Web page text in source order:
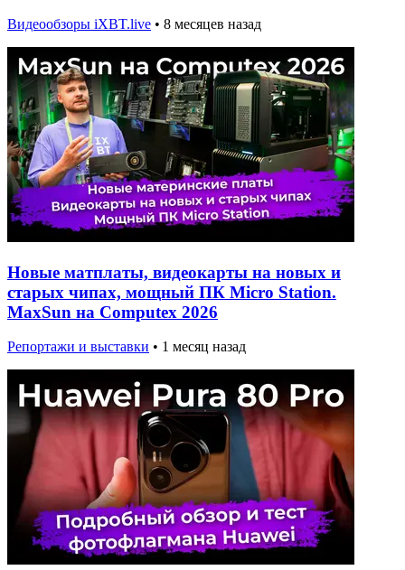
Видеообзоры iXBT.live • 8 месяцев назад
Новые матплаты, видеокарты на новых и
старых чипах, мощный ПК Micro Station.
MaxSun на Computex 2026
Репортажи и выставки • 1 месяц назад